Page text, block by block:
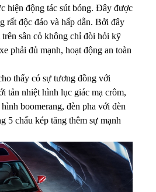
hiện động tác sút bóng. Đây được
rất độc đáo và hấp dẫn. Bởi đây
sân cỏ không chỉ đòi hỏi kỹ
phải đủ mạnh, hoạt động an toàn
thấy có sự tương đồng với
tản nhiệt hình lục giác mạ crôm,
boomerang, đèn pha với đèn
5 chấu kép tăng thêm sự mạnh